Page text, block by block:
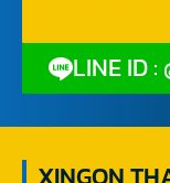
LINE ID